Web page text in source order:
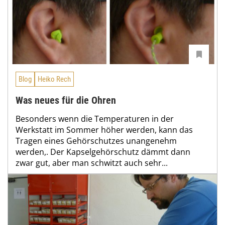
Blog Heiko Rech
Was neues für die Ohren
Besonders wenn die Temperaturen in der
Werkstatt im Sommer höher werden, kann das
Tragen eines Gehörschutzes unangenehm
werden,. Der Kapselgehörschutz dämmt dann
zwar gut, aber man schwitzt auch sehr...